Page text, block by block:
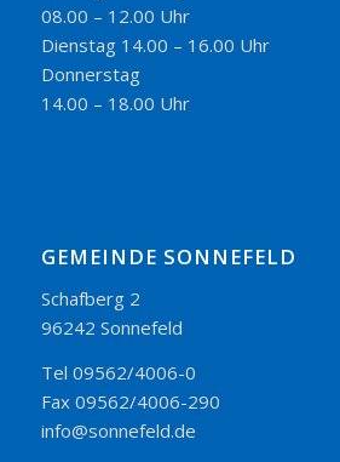
08.00 – 12.00 Uhr
Dienstag 14.00 – 16.00 Uhr
Donnerstag
14.00 – 18.00 Uhr
GEMEINDE SONNEFELD
Schafberg 2
96242 Sonnefeld
Tel 09562/4006-0
Fax 09562/4006-290
info@sonnefeld.de